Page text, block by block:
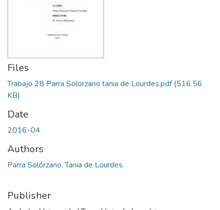
Files
Trabajo 28 Parra Solorzano tania de Lourdes.pdf(516.56
KB)
Date
2016-04
Authors
Parra Solórzano, Tania de Lourdes
Publisher